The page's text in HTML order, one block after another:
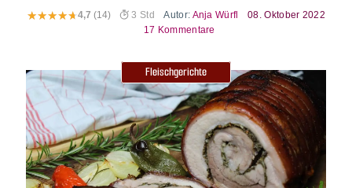
4,7(14) 3 Std Autor: Anja Würfl
08. Oktober 2022
17 Kommentare
Fleischgerichte